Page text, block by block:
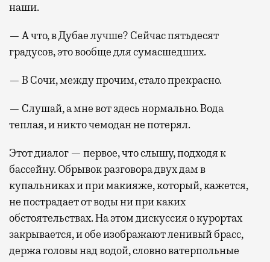
наши.
— А что, в Дубае лучше? Сейчас пятьдесят
градусов, это вообще для сумасшедших.
— В Сочи, между прочим, стало прекрасно.
— Слушай, а мне вот здесь нормально. Вода
теплая, и никто чемодан не потерял.
Этот диалог — первое, что слышу, подходя к
бассейну. Обрывок разговора двух дам в
купальниках и при макияже, который, кажется,
не пострадает от воды ни при каких
обстоятельствах. На этом дискуссия о курортах
закрывается, и обе изображают ленивый брасс,
держа головы над водой, словно ватерпольные